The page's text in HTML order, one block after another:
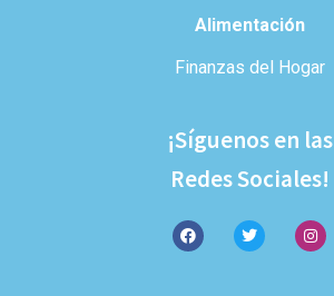
Alimentación
Finanzas del Hogar
¡Síguenos en las
Redes Sociales!